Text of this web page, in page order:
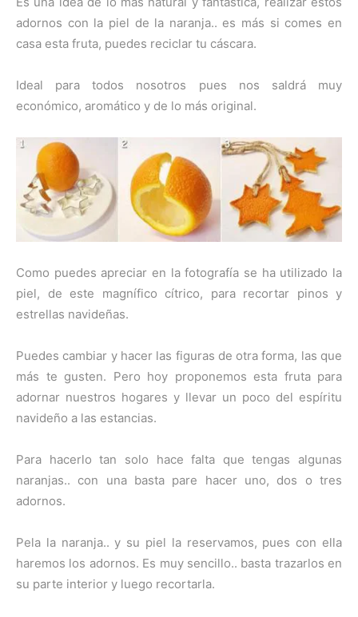
adornos con la piel de la naranja.. es más si comes en
casa esta fruta, puedes reciclar tu cáscara.
Ideal para todos nosotros pues nos saldrá muy
económico, aromático y de lo más original.
Como puedes apreciar en la fotografía se ha utilizado la
piel, de este magnífico cítrico, para recortar pinos y
estrellas navideñas.
Puedes cambiar y hacer las figuras de otra forma, las que
más te gusten. Pero hoy proponemos esta fruta para
adornar nuestros hogares y llevar un poco del espíritu
navideño a las estancias.
Para hacerlo tan solo hace falta que tengas algunas
naranjas.. con una basta pare hacer uno, dos o tres
adornos.
Pela la naranja.. y su piel la reservamos, pues con ella
haremos los adornos. Es muy sencillo.. basta trazarlos en
su parte interior y luego recortarla.